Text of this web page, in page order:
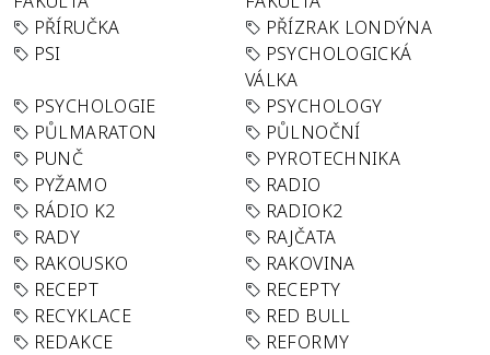
PŘÍRUČKA
PŘÍZRAK LONDÝNA
PSI
PSYCHOLOGICKÁ
VÁLKA
PSYCHOLOGIE
PSYCHOLOGY
PŮLMARATON
PŮLNOČNÍ
PUNČ
PYROTECHNIKA
PYŽAMO
RADIO
RÁDIO K2
RADIOK2
RADY
RAJČATA
RAKOUSKO
RAKOVINA
RECEPT
RECEPTY
RECYKLACE
RED BULL
REDAKCE
REFORMY